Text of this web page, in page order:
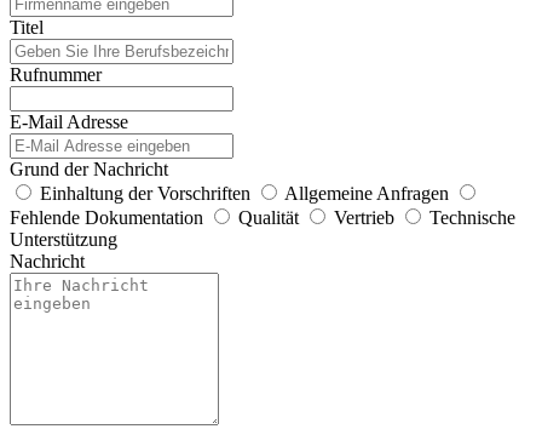
Titel
Rufnummer
E-Mail Adresse
Grund der Nachricht
Einhaltung der Vorschriften
Allgemeine Anfragen
Fehlende Dokumentation
Qualität Vertrieb
Technische
Unterstützung
Nachricht